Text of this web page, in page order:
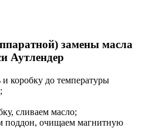
замены масла
Аутлендер
и коробку до температуры
сливаем масло;
поддон, очищаем магнитную